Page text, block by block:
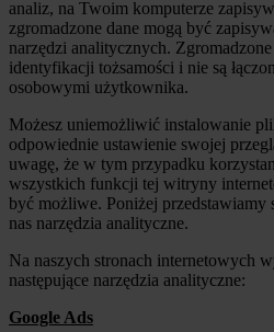
analiz, na Twoim komputerze
zgromadzone dane mogą być
narzędzi analitycznych.
identyfikacji tożsamości i nie są
osobowymi użytkownika.
Możesz uniemożliwić instalowanie
odpowiednie ustawienie swojej
uwagę, że w tym przypadku
wszystkich funkcji tej witryny
być możliwe. Poniżej przedstawiamy
nas narzędzia analityczne.
Na naszych stronach internetowych
następujące narzędzia analityczne:
Google Ads